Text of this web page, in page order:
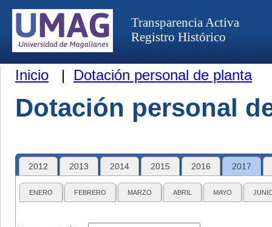
Transparencia Activa
Registro Histórico
Inicio | Dotación personal de planta
Dotación personal
2012 2013 2014 2015 2016 2017
ENERO FEBRERO MARZO ABRIL MAYO